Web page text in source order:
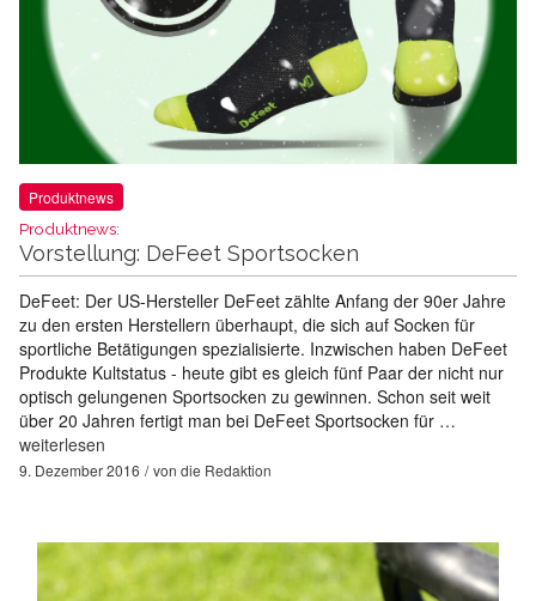
Produktnews
Produktnews:
Vorstellung: DeFeet Sportsocken
DeFeet: Der US-Hersteller DeFeet zählte Anfang der 90er Jahre
zu den ersten Herstellern überhaupt, die sich auf Socken für
sportliche Betätigungen spezialisierte. Inzwischen haben DeFeet
Produkte Kultstatus - heute gibt es gleich fünf Paar der nicht nur
optisch gelungenen Sportsocken zu gewinnen. Schon seit weit
über 20 Jahren fertigt man bei DeFeet Sportsocken für …
weiterlesen
9. Dezember 2016 von die Redaktion